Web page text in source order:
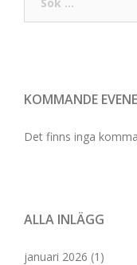
efter:
KOMMANDE
Det finns inga
ALLA INLÄGG
januari 2026 (1)